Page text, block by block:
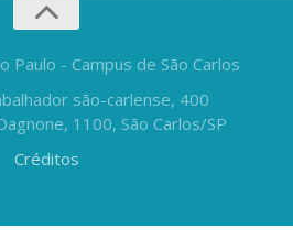
Paulo - Campus de São Carlos
são-carlense, 400
1100, São Carlos/SP
Créditos